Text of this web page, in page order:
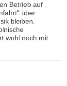
Betrieb auf
über
bleiben.
wohl noch mit